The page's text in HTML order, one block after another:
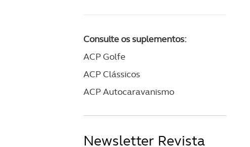
Consulte os suplementos:
ACP Golfe
ACP Clássicos
ACP Autocaravanismo
Newsletter Revista